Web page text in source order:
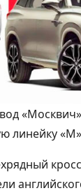
линейку